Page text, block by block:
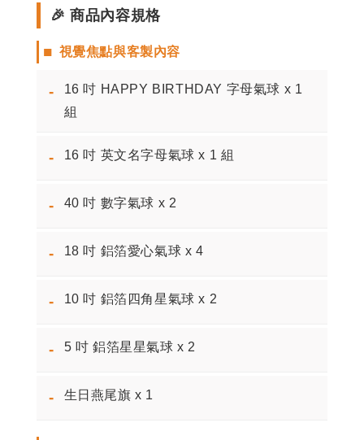
🎉 商品內容規格
■ 視覺焦點與客製內容
-
16 吋 HAPPY BIRTHDAY 字母氣球 x 1
組
- 16 吋 英文名字母氣球 x 1 組
- 40 吋 數字氣球 x 2
- 18 吋 鋁箔愛心氣球 x 4
- 10 吋 鋁箔四角星氣球 x 2
- 5 吋 鋁箔星星氣球 x 2
- 生日燕尾旗 x 1